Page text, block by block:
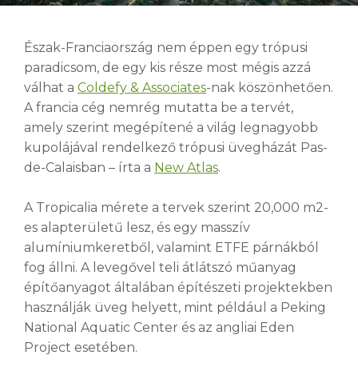
Észak-Franciaország nem éppen egy trópusi
paradicsom, de egy kis része most mégis azzá
válhat a Coldefy & Associates-nak köszönhetően.
A francia cég nemrég mutatta be a tervét,
amely szerint megépítené a világ legnagyobb
kupolájával rendelkező trópusi üvegházát Pas-
de-Calaisban – írta a New Atlas.
A Tropicalia mérete a tervek szerint 20,000 m2-
es alapterületű lesz, és egy masszív
alumíniumkeretből, valamint ETFE párnákból
fog állni. A levegővel teli átlátszó műanyag
építőanyagot általában építészeti projektekben
használják üveg helyett, mint például a Peking
National Aquatic Center és az angliai Eden
Project esetében.